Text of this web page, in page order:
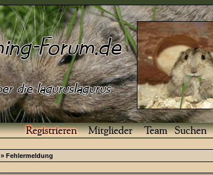
» Fehlermeldung